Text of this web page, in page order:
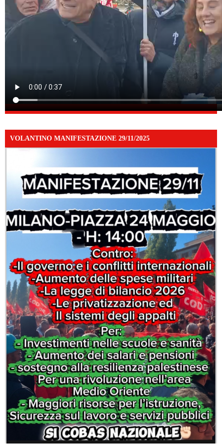
VOLANTINO MANIFESTAZIONE 29/11/2025